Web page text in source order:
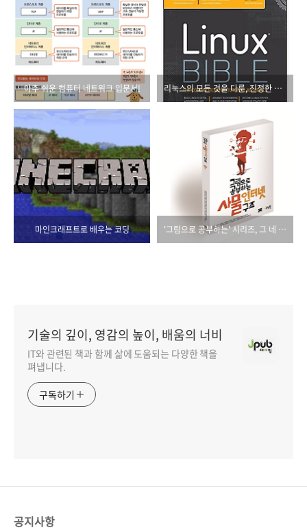
아주 쉬운 컴퓨터 네트워크 입문서! 리눅스의 모든 것을 다룬, 진정한 바이블이 출간됩니다.
마인크래프트로 배우는 코딩 '그림으로 공부하는' 시리즈, 그 네 번째 도서!
기술의 깊이, 영감의 높이, 배움의 너비
IT와 관련된 책과 함께 삶에 도움되는 다양한 책을
펴냅니다.
구독하기
공지사항